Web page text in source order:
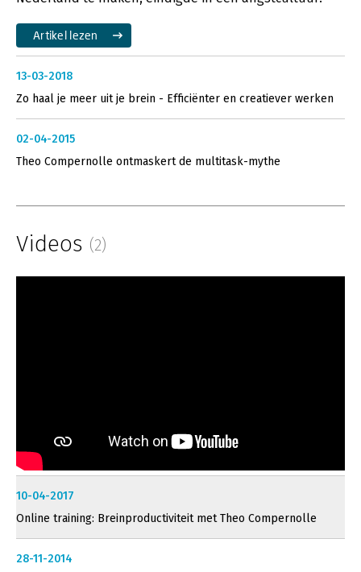
Artikel lezen
13-03-2018
Zo haal je meer uit je brein - Efficiënter en creatiever werken
02-04-2015
Theo Compernolle ontmaskert de multitask-mythe
Videos (2)
10-04-2017
Online training: Breinproductiviteit met Theo Compernolle
28-11-2014